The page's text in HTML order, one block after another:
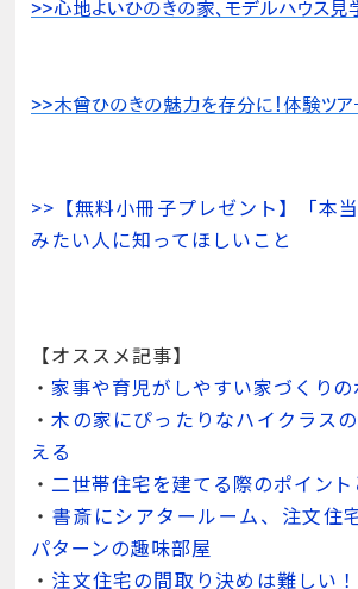
>>【無料小冊子プレゼント】「本
みたい人に知ってほしいこと
【オススメ記事】
・家事や育児がしやすい家づくりの
・木の家にぴったりなハイクラス
える
・二世帯住宅を建てる際のポイン
・ 書斎にシアタールーム、注文住
パターンの趣味部屋
・ 注文住宅の間取り決めは難しい